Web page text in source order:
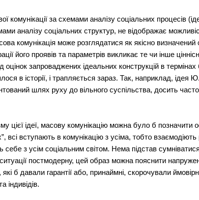
комунікації за схемами аналізу соціальних процесів
аналізу соціальних структур, не відображає
комунікація може розглядатися як якісно
його проявів та параметрів викликає те чи інше
оцінок запроваджених ідеальних конструкцій в
в історії, і трапляється зараз. Так, наприклад,
шлях руху до вільного суспільства, досить
цієї ідеї, масову комунікацію можна було б
всі вступають в комунікацію з усіма, тобто
себе з усім соціальним світом. Нема підстав
постмодерну, цей образ можна пояснити
б давали гарантії або, принаймні, скорочували
індивідів.